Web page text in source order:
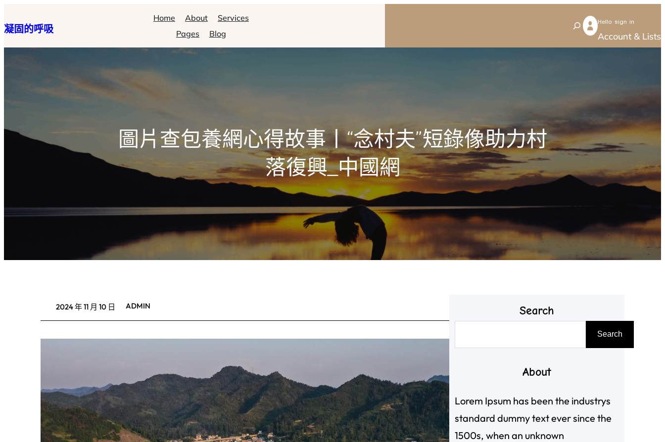
至
主
凝固的呼吸
Home About
Services
Pages
Blog
S
e
Hello sign in
Account & Lists
圖片查包養網心得故事丨“念村夫”短錄像助力村
落復興_中國網
2024 年 11 月 10 日 ADMIN Search
尋
Search
About
Lorem Ipsum has been the industrys
standard dummy text ever since the
1500s, when an unknown